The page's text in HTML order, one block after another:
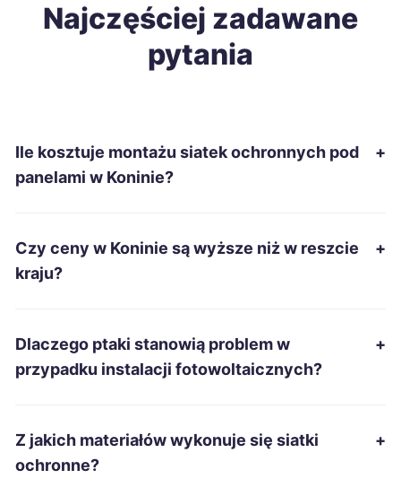
Nysa 41 zł
Piła TWÓJ REGION 41 zł
Starachowice
Zamość
Zawiercie
Najczęściej zadawane
pytania
Ile kosztuje montażu siatek ochronnych pod
panelami w Koninie?
+
Czy ceny w Koninie są wyższe niż w reszcie
kraju?
+
Dlaczego ptaki stanowią problem w
przypadku instalacji fotowoltaicznych?
+
Z jakich materiałów wykonuje się siatki
ochronne?
+